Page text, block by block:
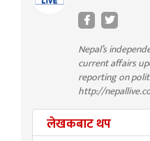
Nepal’s
current affairs
reporting on
http://
लेखकबाट थप